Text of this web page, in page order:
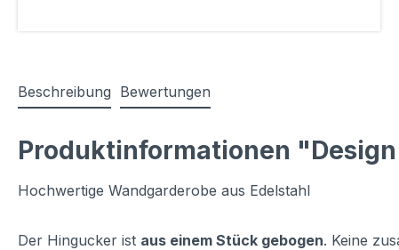
Beschreibung Bewertungen
Produktinformationen
Hochwertige Wandgarderobe aus Edelstahl
Der Hingucker ist aus einem Stück gebogen. Keine